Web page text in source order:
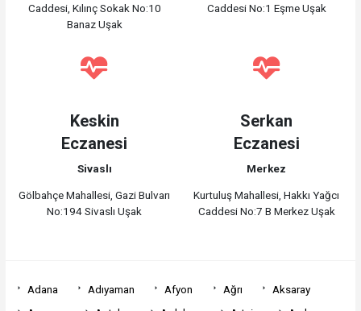
Caddesi, Kılınç Sokak No:10
Banaz Uşak
Caddesi No:1 Eşme Uşak
Keskin
Eczanesi
Sivaslı
Gölbahçe Mahallesi, Gazi Bulvarı
No:194 Sivaslı Uşak
Serkan
Eczanesi
Merkez
Kurtuluş Mahallesi, Hakkı Yağcı
Caddesi No:7 B Merkez Uşak
Adana Adıyaman Afyon Ağrı
Aksaray